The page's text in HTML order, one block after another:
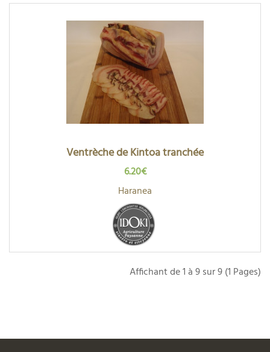
Ventrèche de Kintoa tranchée
6.20€
Haranea
Affichant de 1 à 9 sur 9 (1 Pages)